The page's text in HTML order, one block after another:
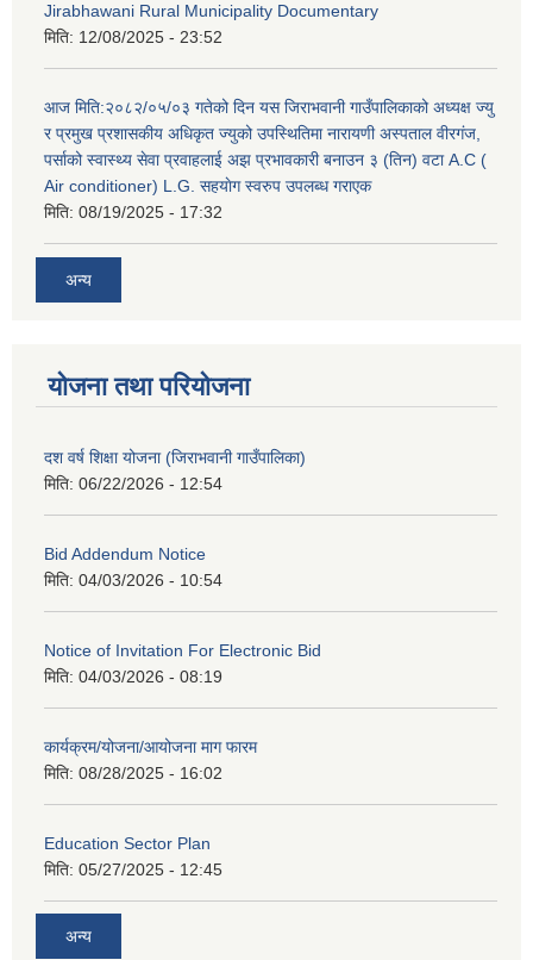
Jirabhawani Rural Municipality Documentary
मिति: 12/08/2025 - 23:52
आज मिति:२०८२/०५/०३ गतेको दिन यस जिराभवानी गाउँपालिकाको अध्यक्ष ज्यु
र प्रमुख प्रशासकीय अधिकृत ज्युको उपस्थितिमा नारायणी अस्पताल वीरगंज,
पर्साको स्वास्थ्य सेवा प्रवाहलाई अझ प्रभावकारी बनाउन ३ (तिन) वटा A.C (
Air conditioner) L.G. सहयाेग स्वरुप उपलब्ध गराएक
मिति: 08/19/2025 - 17:32
अन्य
योजना तथा परियोजना
दश वर्ष शिक्षा योजना (जिराभवानी गाउँपालिका)
मिति: 06/22/2026 - 12:54
Bid Addendum Notice
मिति: 04/03/2026 - 10:54
Notice of Invitation For Electronic Bid
मिति: 04/03/2026 - 08:19
कार्यक्रम/योजना/आयोजना माग फारम
मिति: 08/28/2025 - 16:02
Education Sector Plan
मिति: 05/27/2025 - 12:45
अन्य